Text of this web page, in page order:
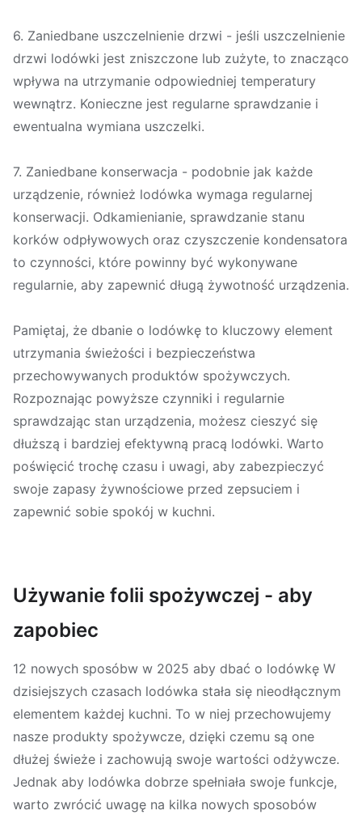
6. Zaniedbane uszczelnienie drzwi - jeśli uszczelnienie
drzwi lodówki jest zniszczone lub zużyte, to znacząco
wpływa na utrzymanie odpowiedniej temperatury
wewnątrz. Konieczne jest regularne sprawdzanie i
ewentualna wymiana uszczelki.
7. Zaniedbane konserwacja - podobnie jak każde
urządzenie, również lodówka wymaga regularnej
konserwacji. Odkamienianie, sprawdzanie stanu
korków odpływowych oraz czyszczenie kondensatora
to czynności, które powinny być wykonywane
regularnie, aby zapewnić długą żywotność urządzenia.
Pamiętaj, że dbanie o lodówkę to kluczowy element
utrzymania świeżości i bezpieczeństwa
przechowywanych produktów spożywczych.
Rozpoznając powyższe czynniki i regularnie
sprawdzając stan urządzenia, możesz cieszyć się
dłuższą i bardziej efektywną pracą lodówki. Warto
poświęcić trochę czasu i uwagi, aby zabezpieczyć
swoje zapasy żywnościowe przed zepsuciem i
zapewnić sobie spokój w kuchni.
Używanie folii spożywczej - aby
zapobiec
12 nowych sposóbw w 2025 aby dbać o lodówkę W
dzisiejszych czasach lodówka stała się nieodłącznym
elementem każdej kuchni. To w niej przechowujemy
nasze produkty spożywcze, dzięki czemu są one
dłużej świeże i zachowują swoje wartości odżywcze.
Jednak aby lodówka dobrze spełniała swoje funkcje,
warto zwrócić uwagę na kilka nowych sposobów